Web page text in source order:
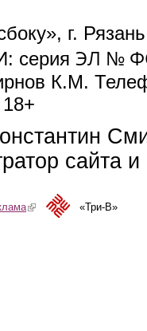
г.
серия ЭЛ №
К.М.
sends e-mail)
сайта
(link is external)«Три-В»